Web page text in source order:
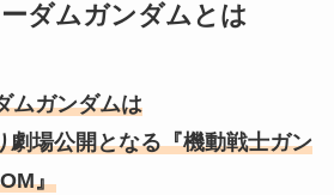
ダムガンダムとは
ムガンダムは
劇場公開となる『機動戦士ガン
』